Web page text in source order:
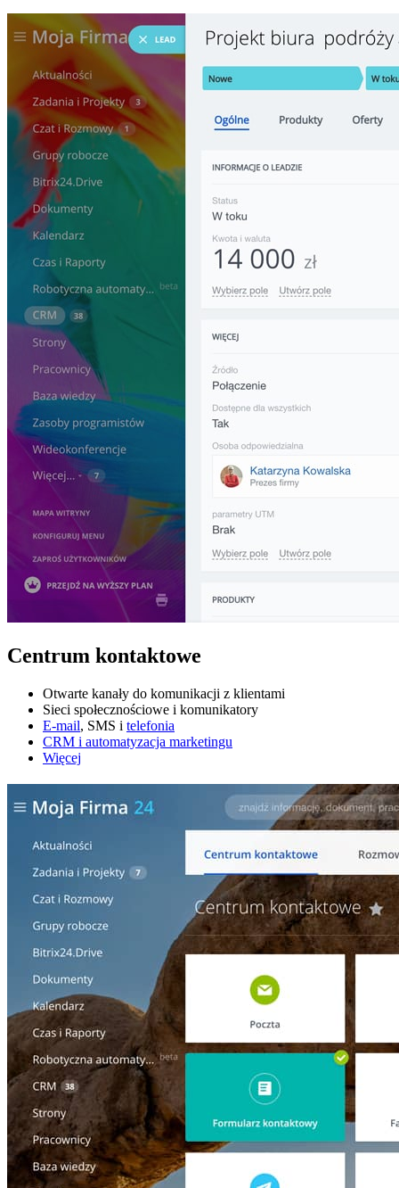
Centrum kontaktowe
Otwarte kanały do komunikacji z klientami
Sieci społecznościowe i komunikatory
E-mail, SMS i telefonia
CRM i automatyzacja marketingu
Więcej